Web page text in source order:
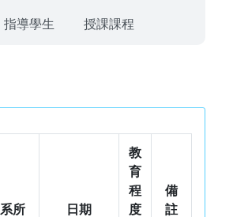
指導學生 授課課程
系所 日期
教
育
程
度
備
註